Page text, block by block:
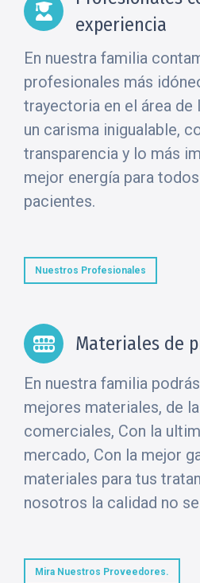
experiencia
En nuestra familia
profesionales más
trayectoria en el área
un carisma inigualable,
transparencia y lo más
mejor energía para
pacientes.
Nuestros Profesionales
Materiales de
En nuestra familia
mejores materiales, de
comerciales, Con la
mercado, Con la mejor
materiales para tus
nosotros la calidad no
Mira Nuestros Proveedores.